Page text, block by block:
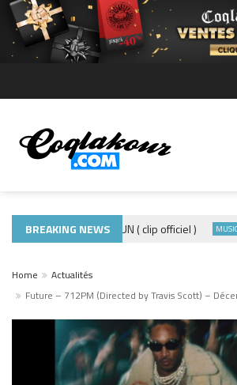
BREAKING NEWS
ADE440 – GRAMOUN ( clip officiel ) MUSIQUE
Home
Actualités
Future – 712PM (Directed by Travis Scott) –